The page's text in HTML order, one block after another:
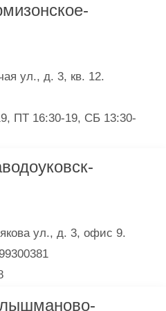
ул., д. 3, кв. 12.
ПТ 16:30-19, СБ 13:30-
ул., д. 3, офис 9.